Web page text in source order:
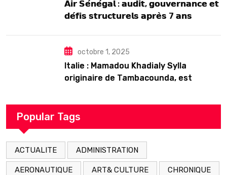
𝗔𝗶𝗿 𝗦𝗲́𝗻𝗲́𝗴𝗮𝗹 : 𝗮𝘂𝗱𝗶𝘁, 𝗴𝗼𝘂𝘃𝗲𝗿𝗻𝗮𝗻𝗰𝗲 𝗲𝘁
𝗱𝗲́𝗳𝗶𝘀 𝘀𝘁𝗿𝘂𝗰𝘁𝘂𝗿𝗲𝗹𝘀 𝗮𝗽𝗿𝗲̀𝘀 7 𝗮𝗻𝘀
octobre 1, 2025
Italie : Mamadou Khadialy Sylla
originaire de Tambacounda, est
arrestation
Popular Tags
ACTUALITE ADMINISTRATION
AERONAUTIQUE ART& CULTURE CHRONIQUE